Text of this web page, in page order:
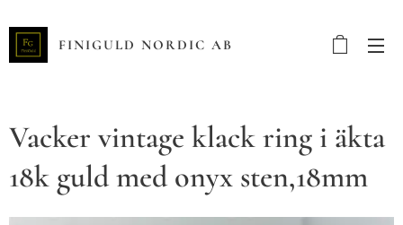
FINIGULD NORDIC AB
Vacker vintage klack ring i äkta
18k guld med onyx sten,18mm